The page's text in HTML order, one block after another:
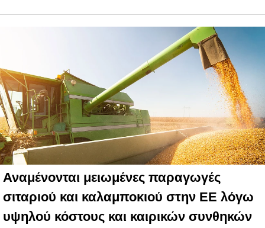
Αναμένονται μειωμένες παραγωγές
σιταριού και καλαμποκιού στην ΕΕ λόγω
υψηλού κόστους και καιρικών συνθηκών